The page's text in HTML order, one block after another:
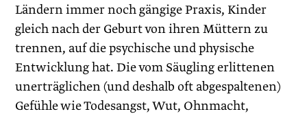
Ländern immer noch gängige Praxis, Kinder
gleich nach der Geburt von ihren Müttern zu
trennen, auf die psychische und physische
Entwicklung hat. Die vom Säugling erlittenen
unerträglichen (und deshalb oft abgespaltenen)
Gefühle wie Todesangst, Wut, Ohnmacht,